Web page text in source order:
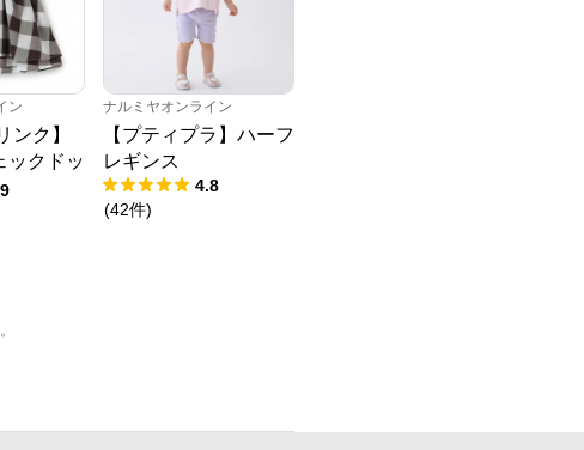
ン
ンク】
ックドッ
ナルミヤオンライン
【プティプラ】ハーフ
レギンス
4.8
(42件)